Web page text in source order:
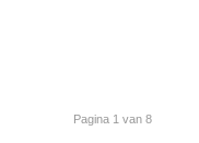
Pagina 1 van 8